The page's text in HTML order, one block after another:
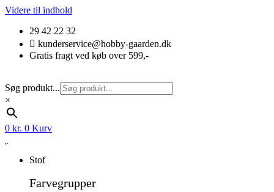
Videre til indhold
29 42 22 32
kunderservice@hobby-gaarden.dk
Gratis fragt ved køb over 599,-
Søg produkt...
×
0 kr. 0 Kurv
Stof
Farvegrupper